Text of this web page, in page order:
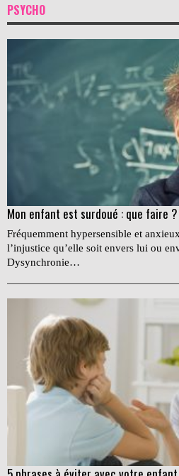
PSYCHO
Mon enfant est surdoué : que faire ?
Fréquemment hypersensible et
l’injustice qu’elle soit envers lui ou
Dysynchronie…